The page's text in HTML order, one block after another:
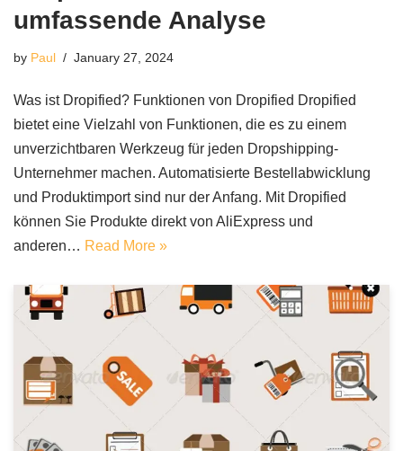
umfassende Analyse
by Paul January 27, 2024
Was ist Dropified? Funktionen von Dropified Dropified
bietet eine Vielzahl von Funktionen, die es zu einem
unverzichtbaren Werkzeug für jeden Dropshipping-
Unternehmer machen. Automatisierte Bestellabwicklung
und Produktimport sind nur der Anfang. Mit Dropified
können Sie Produkte direkt von AliExpress und
anderen… Read More »